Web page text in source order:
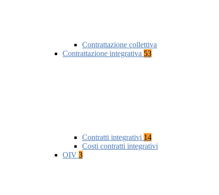
Contrattazione collettiva
Contrattazione integrativa 53
Contratti integrativi 14
Costi contratti integrativi
OIV 3